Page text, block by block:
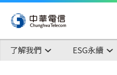
了解我們 ESG永續